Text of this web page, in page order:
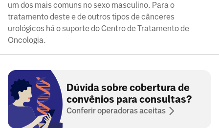
um dos mais comuns no sexo masculino. Para o
tratamento deste e de outros tipos de cânceres
urológicos há o suporte do Centro de Tratamento de
Oncologia.
Dúvida sobre cobertura de
convênios para consultas?
Conferir operadoras aceitas